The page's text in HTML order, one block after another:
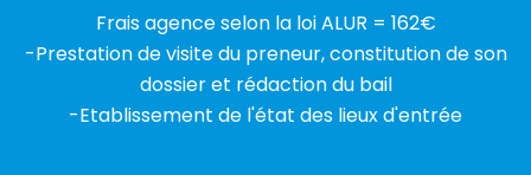
Frais agence selon la loi ALUR = 162€
-Prestation de visite du preneur, constitution de son
dossier et rédaction du bail
-Etablissement de l'état des lieux d'entrée